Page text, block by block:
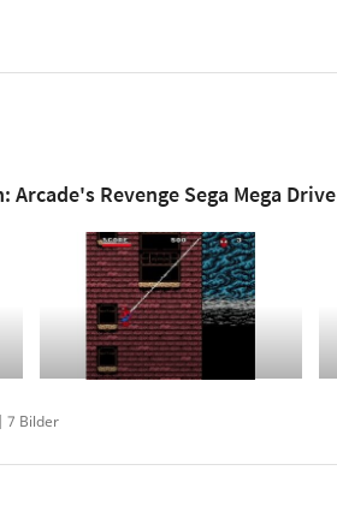
Arcade's Revenge Sega Mega Drive
7 Bilder